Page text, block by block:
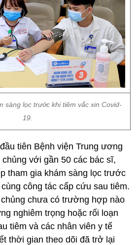
sàng lọc trước khi tiêm vắc xin Covid-
19.
tiên Bệnh viện Trung ương
với gần 50 các bác sĩ,
tham gia khám sàng lọc trước
công tác cấp cứu sau tiêm.
chưa có trường hợp nào
nghiêm trọng hoặc rối loạn
tiêm và các nhân viên y tế
thời gian theo dõi đã trở lại